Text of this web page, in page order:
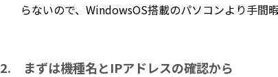
らないので、WindowsOS搭載のパソコンより手間
2. まずは機種名とIPアドレスの確認から